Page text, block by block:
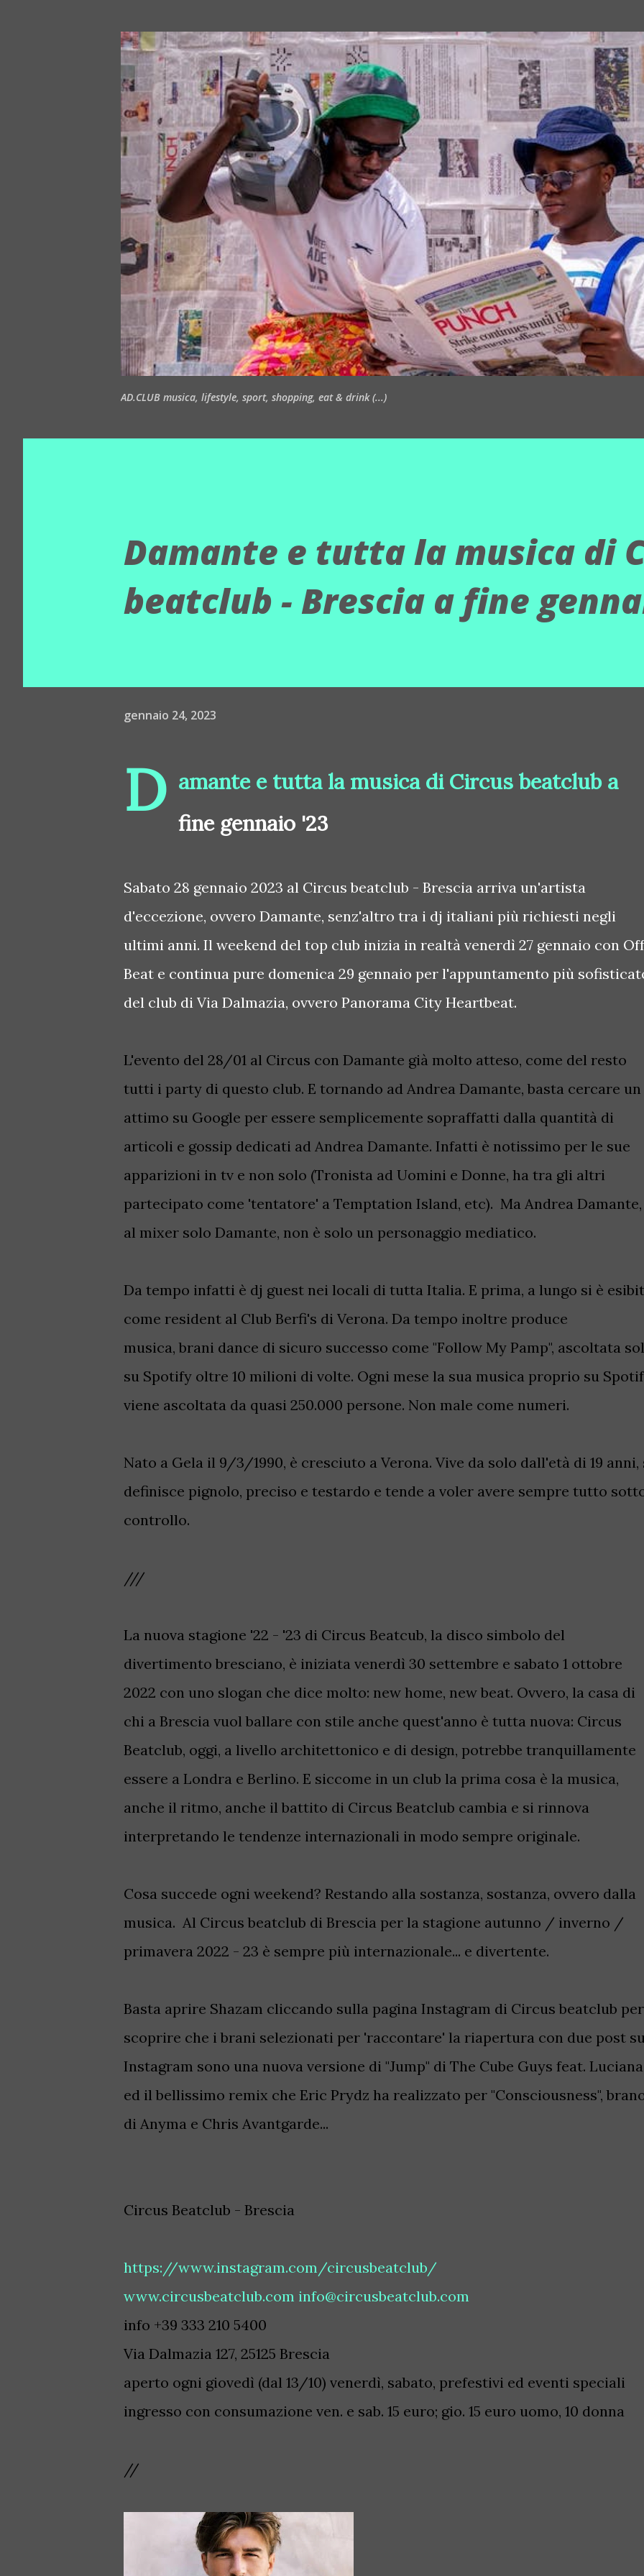
AD.CLUB musica, lifestyle, sport, shopping, eat & drink (...)
Damante e tutta la musica di
beatclub - Brescia a fine
gennaio 24, 2023
D amante e tutta la musica di Circus beatclub a
fine gennaio '23
Sabato 28 gennaio 2023 al Circus beatclub - Brescia arriva un'artista
d'eccezione, ovvero Damante, senz'altro tra i dj italiani più richiesti negli
ultimi anni. Il weekend del top club inizia in realtà venerdì 27 gennaio con Off
Beat e continua pure domenica 29 gennaio per l'appuntamento più
del club di Via Dalmazia, ovvero Panorama City Heartbeat.
L'evento del 28/01 al Circus con Damante già molto atteso, come del resto
tutti i party di questo club. E tornando ad Andrea Damante, basta cercare un
attimo su Google per essere semplicemente sopraffatti dalla quantità di
articoli e gossip dedicati ad Andrea Damante. Infatti è notissimo per le sue
apparizioni in tv e non solo (Tronista ad Uomini e Donne, ha tra gli altri
partecipato come 'tentatore' a Temptation Island, etc). Ma Andrea Damante,
al mixer solo Damante, non è solo un personaggio mediatico.
Da tempo infatti è dj guest nei locali di tutta Italia. E prima, a lungo si è
come resident al Club Berfi's di Verona. Da tempo inoltre produce
musica, brani dance di sicuro successo come "Follow My Pamp", ascoltata
su Spotify oltre 10 milioni di volte. Ogni mese la sua musica proprio su
viene ascoltata da quasi 250.000 persone. Non male come numeri.
Nato a Gela il 9/3/1990, è cresciuto a Verona. Vive da solo dall'età di 19 anni,
definisce pignolo, preciso e testardo e tende a voler avere sempre tutto
controllo.
///
La nuova stagione '22 - '23 di Circus Beatcub, la disco simbolo del
divertimento bresciano, è iniziata venerdì 30 settembre e sabato 1 ottobre
2022 con uno slogan che dice molto: new home, new beat. Ovvero, la casa di
chi a Brescia vuol ballare con stile anche quest'anno è tutta nuova: Circus
Beatclub, oggi, a livello architettonico e di design, potrebbe tranquillamente
essere a Londra e Berlino. E siccome in un club la prima cosa è la musica,
anche il ritmo, anche il battito di Circus Beatclub cambia e si rinnova
interpretando le tendenze internazionali in modo sempre originale.
Cosa succede ogni weekend? Restando alla sostanza, sostanza, ovvero dalla
musica. Al Circus beatclub di Brescia per la stagione autunno / inverno /
primavera 2022 - 23 è sempre più internazionale... e divertente.
Basta aprire Shazam cliccando sulla pagina Instagram di Circus beatclub per
scoprire che i brani selezionati per 'raccontare' la riapertura con due post
Instagram sono una nuova versione di "Jump" di The Cube Guys feat. Luciana
ed il bellissimo remix che Eric Prydz ha realizzato per "Consciousness",
di Anyma e Chris Avantgarde...
Circus Beatclub - Brescia
https://www.instagram.com/circusbeatclub/
www.circusbeatclub.com info@circusbeatclub.com
info +39 333 210 5400
Via Dalmazia 127, 25125 Brescia
aperto ogni giovedì (dal 13/10) venerdì, sabato, prefestivi ed eventi speciali
ingresso con consumazione ven. e sab. 15 euro; gio. 15 euro uomo, 10 donna
//